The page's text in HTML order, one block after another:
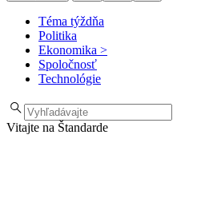
Téma týždňa
Politika
Ekonomika >
Spoločnosť
Technológie
Vitajte na Štandarde